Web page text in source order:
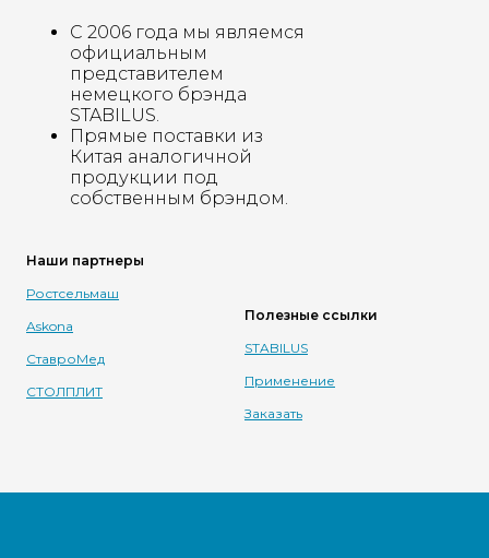
С 2006 года мы являемся
официальным
представителем
немецкого брэнда
STABILUS.
Прямые поставки из
Китая аналогичной
продукции под
собственным брэндом.
Наши партнеры
Ростсельмаш
Askona
СтавроМед
СТОЛПЛИТ
Полезные ссылки
STABILUS
Применение
Заказать